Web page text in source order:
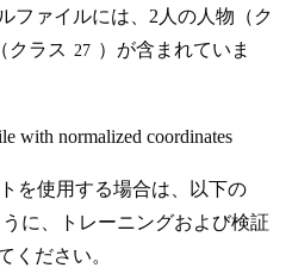
ファイルには、2人の人物（ク
クラス 27 ）が含まれていま
を使用する場合は、以下の
に、トレーニングおよび検証
ください。